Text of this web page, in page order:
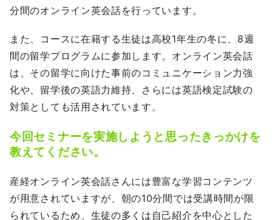
分間のオンライン英会話を行っています。
また、コースに在籍する生徒は高校1年生の冬に、8週
間の留学プログラムに参加します。オンライン英会話
は、その留学に向けた事前のコミュニケーション力強
化や、留学後の英語力維持、さらには英語検定試験の
対策としても活用されています。
今回セミナーを実施しようと思ったきっかけを
教えてください。
産経オンライン英会話さんには豊富な学習コンテンツ
が用意されていますが、朝の10分間では受講時間が限
られているため、生徒の多くは自己紹介を中心とした